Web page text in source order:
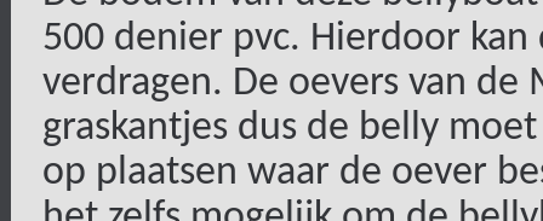
500 denier pvc. Hierdoor
verdragen. De oevers van
graskantjes dus de belly
op plaatsen waar de oever